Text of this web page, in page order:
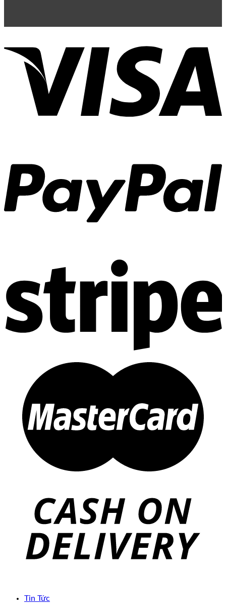
Tin Tức